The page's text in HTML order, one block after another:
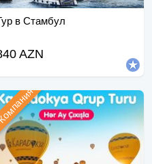
в Стамбул
AZN